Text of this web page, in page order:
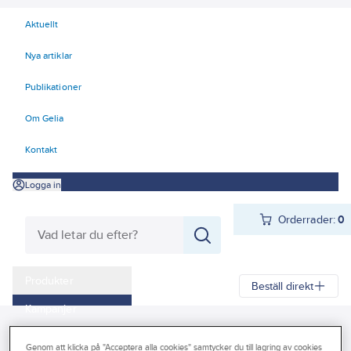
Aktuellt
Nya artiklar
Publikationer
Om Gelia
Kontakt
Logga in
Orderrader:0
Kampanjer
Beställ direkt
Gelia Produkter Byggplåt Taksäkerhet
Genom att klicka på "Acceptera alla cookies" samtycker du till lagring av cookies